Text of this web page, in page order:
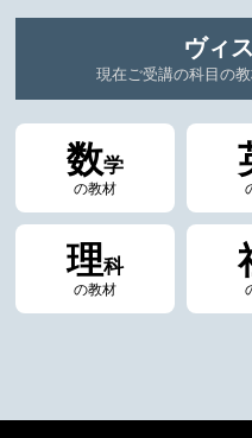
ヴィ
現在ご受講の科目の
数学
の教材
理科
の教材